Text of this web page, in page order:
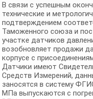
В связи с успешным
технические и
подтверждением
Таможенного союза и
участке датчиков
возобновляет продажи
корпусе с
Датчики имеют
Средств Измерений,
заносятся в систему
МПа выпускаются с